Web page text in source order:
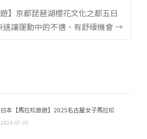
】京都琵琶湖櫻花文化之都五日
速讓運動中的不適、有舒緩機會→
日本【馬拉松旅遊】2025名古屋女子馬拉松
2024-07-20